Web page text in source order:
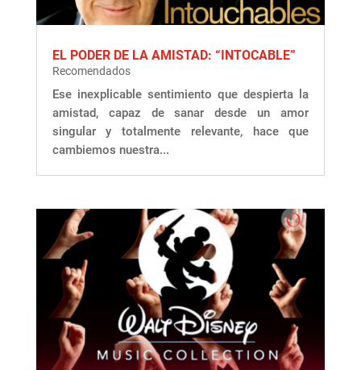
EL PODER DE LA AMISTAD: “INTOCABLE”
Recomendados
Ese inexplicable sentimiento que despierta la
amistad, capaz de sanar desde un amor
singular y totalmente relevante, hace que
cambiemos nuestra...